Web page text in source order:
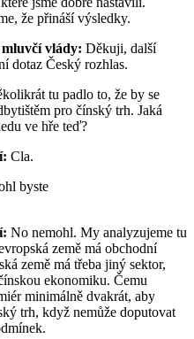
že přináší výsledky.
vlády: Děkuji, další
dotaz Český rozhlas.
tu padlo to, že by se
pro čínský trh. Jaká
ve hře teď?
Cla.
byste
No nemohl. My analyzujeme tu
země má obchodní
země má třeba jiný sektor,
ekonomiku. Čemu
minimálně dvakrát, aby
trh, když nemůže doputovat